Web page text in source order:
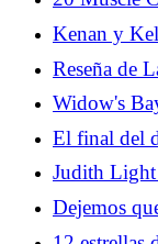
todos los
Kenan y
Fizzy y la
Reseña de
Jackman
Widow's
últimas
El final del
guionista
Judith Light
sobre El
Dejemos
Max